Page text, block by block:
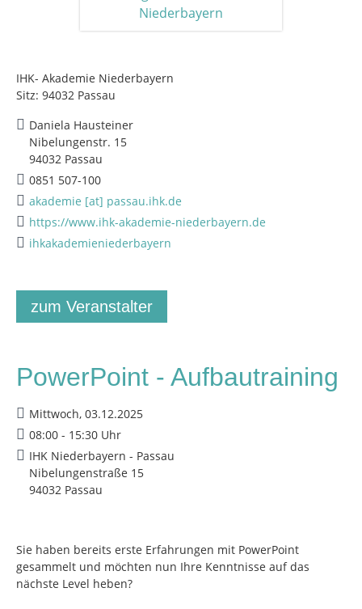
IHK- Akademie Niederbayern
Sitz: 94032 Passau
Daniela Hausteiner
Nibelungenstr. 15
94032 Passau
0851 507-100
akademie [at] passau.ihk.de
https://www.ihk-akademie-niederbayern.de
ihkakademieniederbayern
zum Veranstalter
PowerPoint - Aufbautraining
Mittwoch, 03.12.2025
08:00 - 15:30 Uhr
IHK Niederbayern - Passau
Nibelungenstraße 15
94032 Passau
Sie haben bereits erste Erfahrungen mit PowerPoint
gesammelt und möchten nun Ihre Kenntnisse auf das
nächste Level heben?